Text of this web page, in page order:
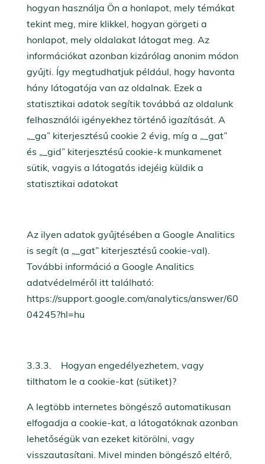
hogyan használja Ön a honlapot, mely témákat
tekint meg, mire klikkel, hogyan görgeti a
honlapot, mely oldalakat látogat meg. Az
információkat azonban kizárólag anonim módon
gyűjti. Így megtudhatjuk például, hogy havonta
hány látogatója van az oldalnak. Ezek a
statisztikai adatok segítik továbbá az oldalunk
felhasználói igényekhez történő igazítását. A
„_ga” kiterjesztésű cookie 2 évig, míg a „_gat”
és „_gid” kiterjesztésű cookie-k munkamenet
sütik, vagyis a látogatás idejéig küldik a
statisztikai adatokat
Az ilyen adatok gyűjtésében a Google Analitics
is segít (a „_gat” kiterjesztésű cookie-val).
További információ a Google Analitics
adatvédelméről itt található:
https://support.google.com/analytics/answer/60
04245?hl=hu
3.3.3. Hogyan engedélyezhetem, vagy
tilthatom le a cookie-kat (sütiket)?
A legtöbb internetes böngésző automatikusan
elfogadja a cookie-kat, a látogatóknak azonban
lehetőségük van ezeket kitörölni, vagy
visszautasítani. Mivel minden böngésző eltérő,